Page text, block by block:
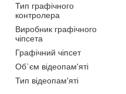
Тип графічного
контролера
Виробник графічного
чіпсета
Графічний чіпсет
Об`єм відеопам'яті
Тип відеопам'яті